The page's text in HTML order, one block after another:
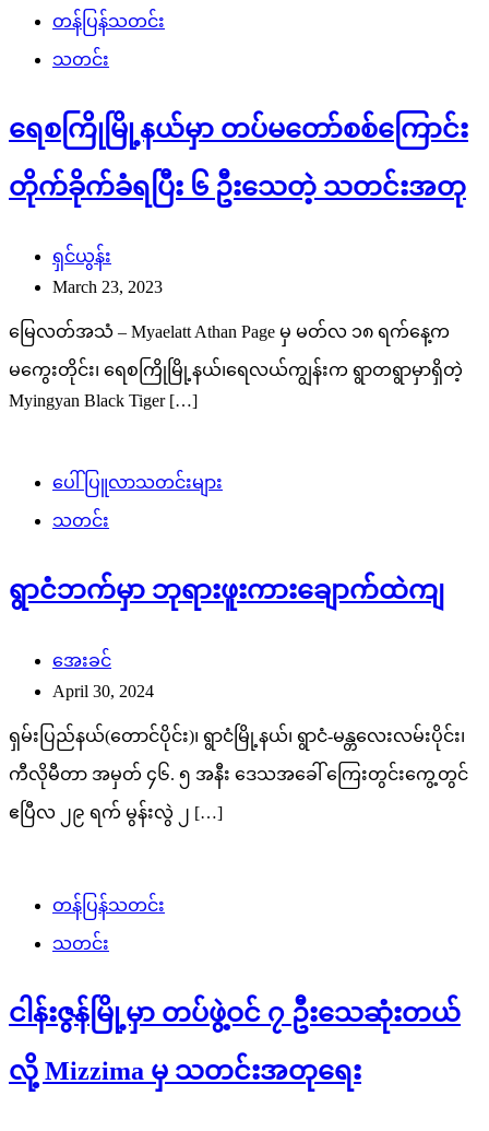
တန်ပြန်သတင်း
သတင်း
ရေစကြိုမြို့နယ်မှာ တပ်မတော်စစ်ကြောင်း
တိုက်ခိုက်ခံရပြီး ၆ ဦးသေတဲ့ သတင်းအတု
ရှင်ယွန်း
March 23, 2023
မြေလတ်အသံ – Myaelatt Athan Page မှ မတ်လ ၁၈ ရက်နေ့က
မကွေးတိုင်း၊ ရေစကြိုမြို့နယ်၊ရေလယ်ကျွန်းက ရွာတရွာမှာရှိတဲ့
Myingyan Black Tiger […]
ပေါ်ပြူလာသတင်းများ
သတင်း
ရွာငံဘက်မှာ ဘုရားဖူးကားချောက်ထဲကျ
အေးခင်
April 30, 2024
ရှမ်းပြည်နယ်(တောင်ပိုင်း)၊ ရွာငံမြို့နယ်၊ ရွာငံ-မန္တလေးလမ်းပိုင်း၊
ကီလိုမီတာ အမှတ် ၄၆. ၅ အနီး ဒေသအခေါ် ကြေးတွင်းကွေ့တွင်
ဧပြီလ ၂၉ ရက် မွန်းလွဲ ၂ […]
တန်ပြန်သတင်း
သတင်း
ငါန်းဇွန်မြို့မှာ တပ်ဖွဲ့ဝင် ၇ ဦးသေဆုံးတယ်
လို့ Mizzima မှ သတင်းအတုရေး